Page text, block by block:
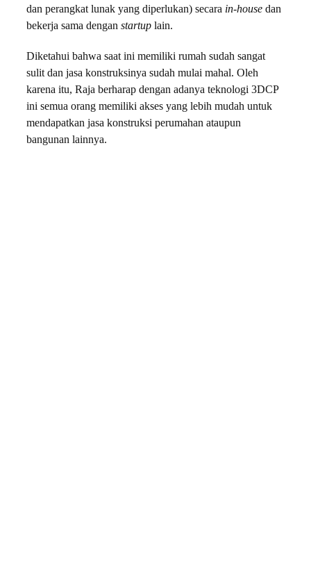
dan perangkat lunak yang diperlukan) secara in-house dan
bekerja sama dengan startup lain.
Diketahui bahwa saat ini memiliki rumah sudah sangat
sulit dan jasa konstruksinya sudah mulai mahal. Oleh
karena itu, Raja berharap dengan adanya teknologi 3DCP
ini semua orang memiliki akses yang lebih mudah untuk
mendapatkan jasa konstruksi perumahan ataupun
bangunan lainnya.